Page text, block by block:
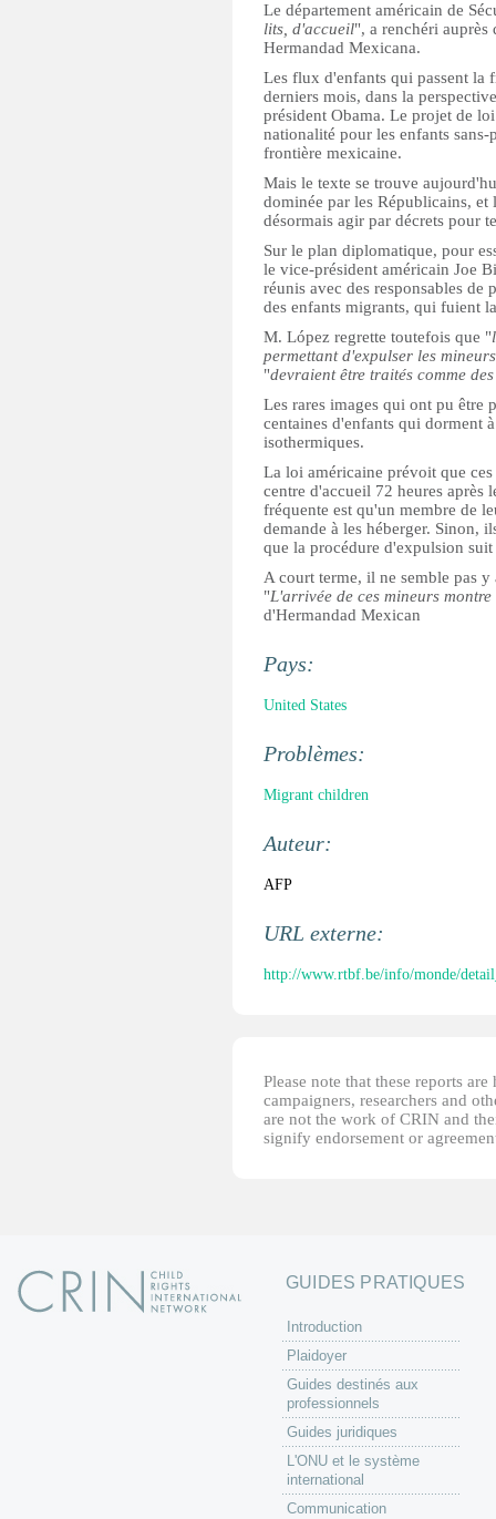
Le département américain de
lits, d'accueil", a renchéri
Hermandad Mexicana.
Les flux d'enfants qui passent la
derniers mois, dans la
président Obama. Le projet de
nationalité pour les enfants
frontière mexicaine.
Mais le texte se trouve
dominée par les Républicains,
désormais agir par décrets pour
Sur le plan diplomatique, pour
le vice-président américain Joe
réunis avec des responsables
des enfants migrants, qui fuient
M. López regrette toutefois que "
permettant d'expulser les
"devraient être traités comme
Les rares images qui ont pu être
centaines d'enfants qui dorment
isothermiques.
La loi américaine prévoit que
centre d'accueil 72 heures après
fréquente est qu'un membre de
demande à les héberger. Sinon,
que la procédure d'expulsion suit
A court terme, il ne semble pas
"L'arrivée de ces mineurs montre
d'Hermandad Mexican
Pays:
United States
Problèmes:
Migrant children
Auteur:
AFP
URL externe:
http://www.rtbf.be/info/monde/
Please note that these reports
campaigners, researchers and
are not the work of CRIN and
signify endorsement or
GUIDES PRATIQUES
Introduction
Plaidoyer
Guides destinés aux
professionnels
Guides juridiques
L'ONU et le système
international
Communication